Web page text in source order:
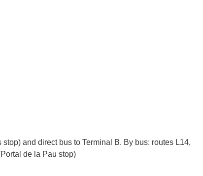
and direct bus to Terminal B. By bus: routes L14,
de la Pau stop)